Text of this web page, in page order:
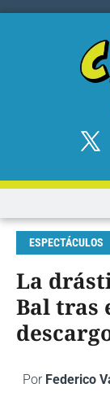
ESPECTÁCULOS
La
Bal tras
Por Federico